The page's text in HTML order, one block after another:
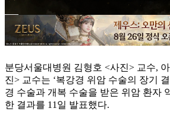
분당서울대병원 김형호 <사진> 교수,
진> 교수는 ‘복강경 위암 수술의 장기
경 수술과 개복 수술을 받은 위암 환자
한 결과를 11일 발표했다.